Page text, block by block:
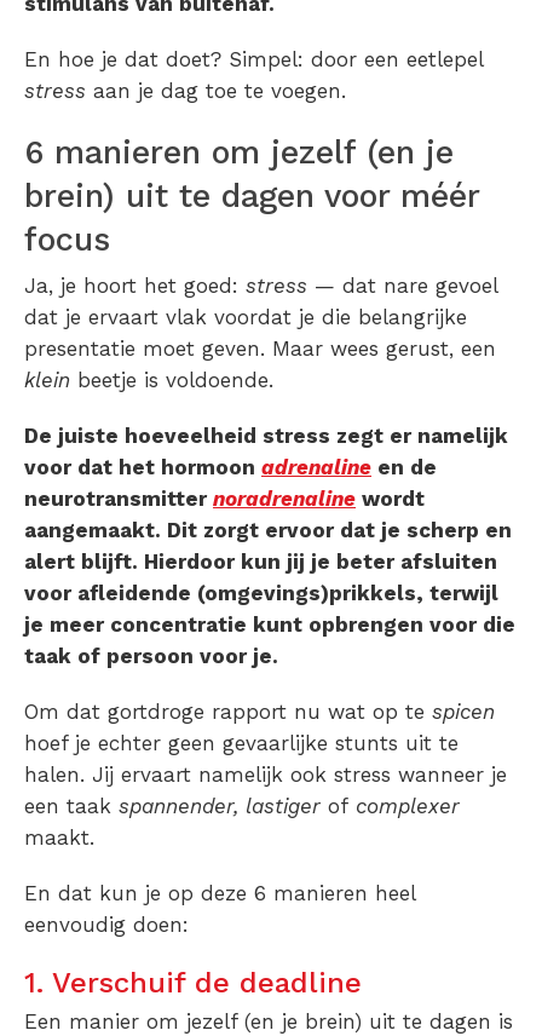
En hoe je dat doet? Simpel: door een eetlepel
stress aan je dag toe te voegen.
6 manieren om jezelf (en je
brein) uit te dagen voor méér
focus
Ja, je hoort het goed: stress — dat nare gevoel
dat je ervaart vlak voordat je die belangrijke
presentatie moet geven. Maar wees gerust, een
klein beetje is voldoende.
De juiste hoeveelheid stress zegt er namelijk
voor dat het hormoon adrenaline en de
neurotransmitter noradrenaline wordt
aangemaakt. Dit zorgt ervoor dat je scherp en
alert blijft. Hierdoor kun jij je beter afsluiten
voor afleidende (omgevings)prikkels, terwijl
je meer concentratie kunt opbrengen voor die
taak of persoon voor je.
Om dat gortdroge rapport nu wat op te spicen
hoef je echter geen gevaarlijke stunts uit te
halen. Jij ervaart namelijk ook stress wanneer je
een taak spannender, lastiger of complexer
maakt.
En dat kun je op deze 6 manieren heel
eenvoudig doen:
1. Verschuif de deadline
Een manier om jezelf (en je brein) uit te dagen is